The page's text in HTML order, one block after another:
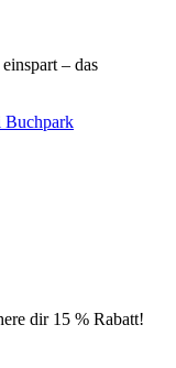
– das
Buchpark
dir 15 % Rabatt!